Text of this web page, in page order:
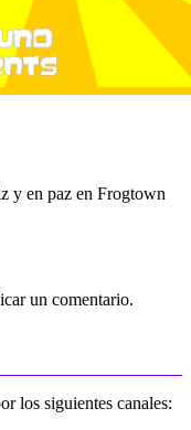
y en paz en Frogtown
un comentario.
los siguientes canales: